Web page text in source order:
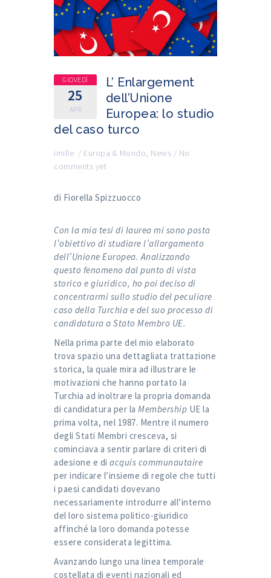
GIOVEDÌ
25
APR
L’ Enlargement
dell’Unione
Europea: lo studio
del caso turco
imille / Europa & Mondo, News / No
comments yet
di Fiorella Spizzuocco
Con la mia tesi di laurea mi sono posta
l’obiettivo di studiare l’allargamento
dell’Unione Europea. Analizzando
questo fenomeno dal punto di vista
storico e giuridico, ho poi deciso di
concentrarmi sullo studio del peculiare
caso della Turchia e del suo processo di
candidatura a Stato Membro UE.
Nella prima parte del mio elaborato
trova spazio una dettagliata trattazione
storica, la quale mira ad illustrare le
motivazioni che hanno portato la
Turchia ad inoltrare la propria domanda
di candidatura per la Membership UE la
prima volta, nel 1987. Mentre il numero
degli Stati Membri cresceva, si
cominciava a sentir parlare di criteri di
adesione e di acquis communautaire
per indicare l’insieme di regole che tutti
i paesi candidati dovevano
necessariamente introdurre all’interno
del loro sistema politico-giuridico
affinché la loro domanda potesse
essere considerata legittima.
Avanzando lungo una linea temporale
costellata di eventi nazionali ed